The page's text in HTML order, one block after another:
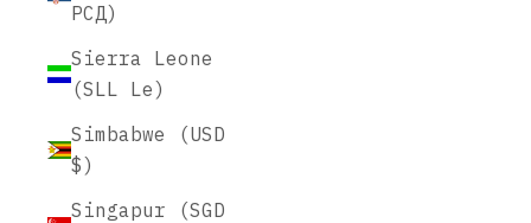
РСД)
Sierra Leone
(SLL Le)
Simbabwe (USD
$)
Singapur (SGD